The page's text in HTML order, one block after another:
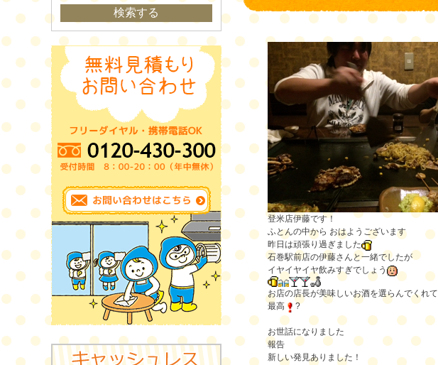
登米店伊藤です！
ふとんの中から おはようございます
昨日は頑張り過ぎました
石巻駅前店の伊藤さんと一緒でしたが
イヤイヤイヤ飲みすぎでしょう
お店の店長が美味しいお酒を選らんでくれて
最高
?
お世話になりました
報告
新しい発見ありました！